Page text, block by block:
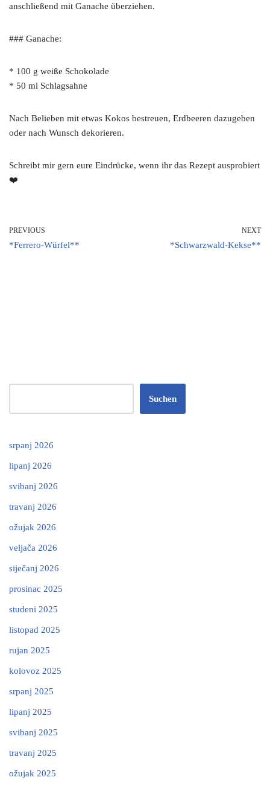
anschließend mit Ganache überziehen.
### Ganache:
* 100 g weiße Schokolade
* 50 ml Schlagsahne
Nach Belieben mit etwas Kokos bestreuen, Erdbeeren dazugeben
oder nach Wunsch dekorieren.
Schreibt mir gern eure Eindrücke, wenn ihr das Rezept ausprobiert
❤️
PREVIOUS
*Ferrero-Würfel**
NEXT
*Schwarzwald-Kekse**
Suchen
srpanj 2026
lipanj 2026
svibanj 2026
travanj 2026
ožujak 2026
veljača 2026
siječanj 2026
prosinac 2025
studeni 2025
listopad 2025
rujan 2025
kolovoz 2025
srpanj 2025
lipanj 2025
svibanj 2025
travanj 2025
ožujak 2025